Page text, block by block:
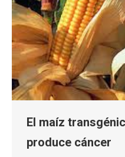
El maíz
produce cáncer